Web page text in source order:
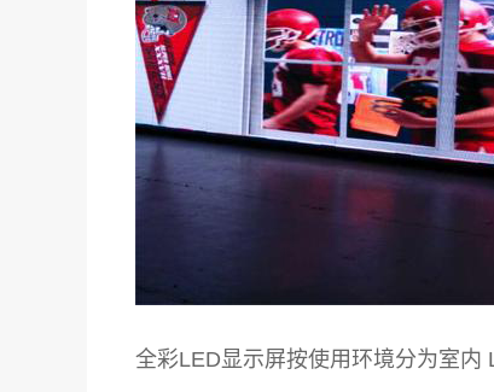
全彩LED显示屏按使用环境分为室内